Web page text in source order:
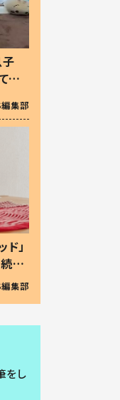
子
を
編集部
」
け
編集部
をし